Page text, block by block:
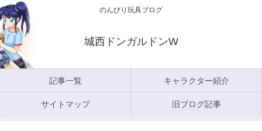
のんびり玩具ブログ
城西ドンガルドンW
記事一覧 キャラクター紹介
サイトマップ 旧ブログ記事